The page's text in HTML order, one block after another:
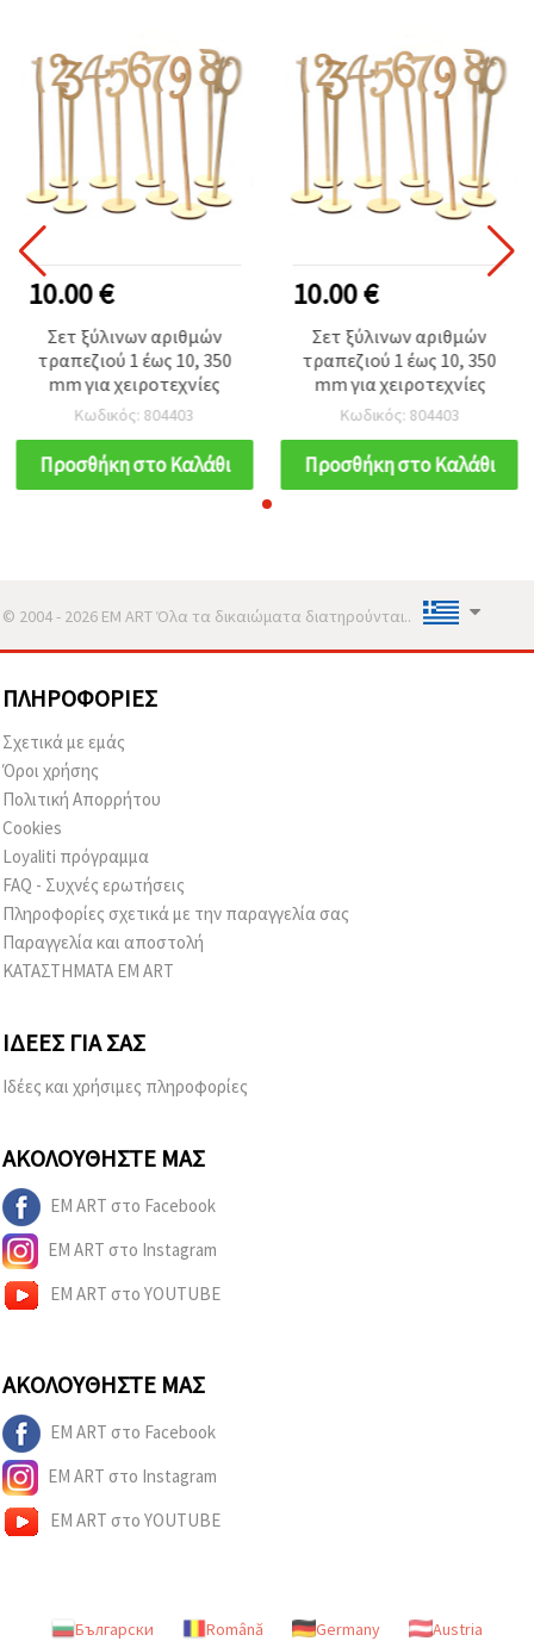
10.00 €
Σετ ξύλινων αριθμών
τραπεζιού 1 έως 10, 350
mm για χειροτεχνίες
Κωδικός: 804403
Προσθήκη στο Καλάθι
10.00 €
Σετ ξύλινων αριθμών
τραπεζιού 1 έως 10, 350
mm για χειροτεχνίες
Κωδικός: 804403
Προσθήκη στο Καλάθι
© 2004 - 2026 EM ART Όλα τα δικαιώματα διατηρούνται..
ΠΛΗΡΟΦΟΡΊΕΣ
Σχετικά με εμάς
Όροι χρήσης
Πολιτική Απορρήτου
Cookies
Loyaliti πρόγραμμα
FAQ - Συχνές ερωτήσεις
Πληροφορίες σχετικά με την παραγγελία σας
Παραγγελία και αποστολή
ΚΑΤΑΣΤΗΜΑΤΑ EM ART
ΙΔΈΕΣ ΓΙΑ ΣΑΣ
Ιδέες και χρήσιμες πληροφορίες
ΑΚΟΛΟΥΘΉΣΤΕ ΜΑΣ
EM ART στο Facebook
EM ART στο Instagram
EM ART στο YOUTUBE
ΑΚΟΛΟΥΘΉΣΤΕ ΜΑΣ
EM ART στο Facebook
EM ART στο Instagram
EM ART στο YOUTUBE
Български Română Germany Austria